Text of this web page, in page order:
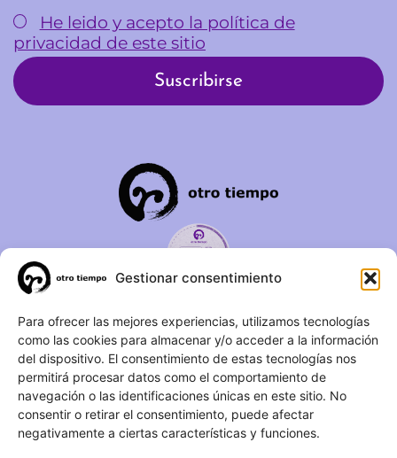
Gestionar consentimiento
Para ofrecer las mejores experiencias, utilizamos tecnologías
como las cookies para almacenar y/o acceder a la información
del dispositivo. El consentimiento de estas tecnologías nos
permitirá procesar datos como el comportamiento de
navegación o las identificaciones únicas en este sitio. No
consentir o retirar el consentimiento, puede afectar
negativamente a ciertas características y funciones.
He leido y acepto la política de
privacidad de este sitio
C/ Duque de Fernán Núñez,
2 – 1ºA 28012 – Madrid
(+34) 623 183 283
info@otrotiempo.org